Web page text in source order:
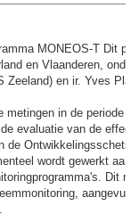
MONEOS-T Dit
en Vlaanderen,
Zeeland) en ir. Yves
metingen in de periode
evaluatie van de
de Ontwikkelingsschets
wordt gewerkt aan
Dit
aangevuld